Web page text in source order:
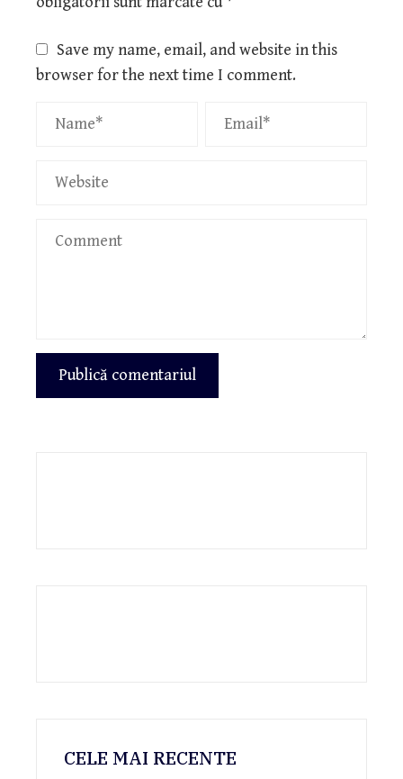
Save my name, email, and website in this
browser for the next time I comment.
CELE MAI RECENTE